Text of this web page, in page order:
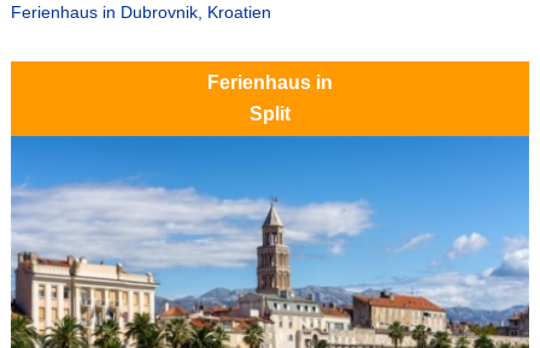
Ferienhaus in Dubrovnik, Kroatien
Ferienhaus in
Split